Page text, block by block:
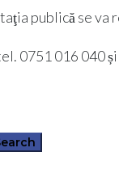
publică se
0751 016 040